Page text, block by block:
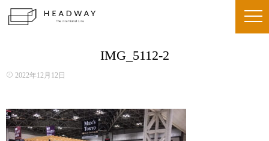
IMG_5112-2
2022年12月12日